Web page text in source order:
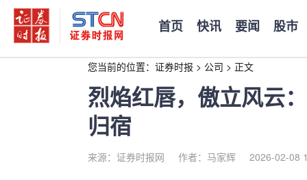
首页 快讯 要闻 股市
您当前的位置： 证券时报 > 公司 > 正文
烈焰红唇，傲立风云
归宿
来源：证券时报网 作者：马家辉 2026-02-08